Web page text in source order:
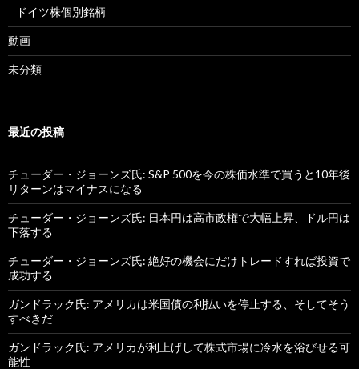
ドイツ株個別銘柄
動画
未分類
最近の投稿
チューダー・ジョーンズ氏: S&P 500を今の株価水準で買うと10年後
リターンはマイナスになる
チューダー・ジョーンズ氏: 日本円は高市政権で大幅上昇、ドル円は
下落する
チューダー・ジョーンズ氏: 絶好の機会にだけトレードすれば投資で
成功する
ガンドラック氏: アメリカは米国債の利払いを停止する、そしてそう
すべきだ
ガンドラック氏: アメリカが利上げして株式市場に冷水を浴びせる可
能性